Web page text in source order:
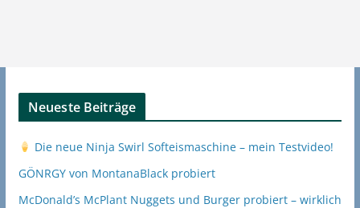
Neueste Beiträge
Die neue Ninja Swirl Softeismaschine – mein Testvideo!
GÖNRGY von MontanaBlack probiert
McDonald’s McPlant Nuggets und Burger probiert – wirklich